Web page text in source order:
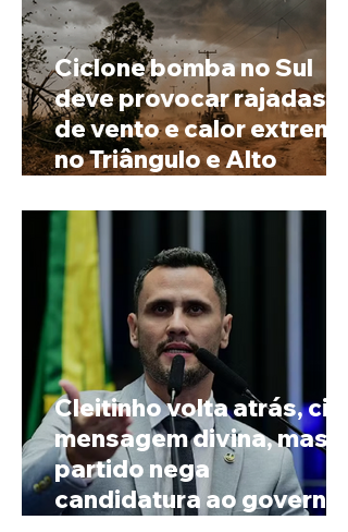
Ciclone bomba no Sul
deve provocar rajadas
de vento e calor extremo
no Triângulo e Alto
Cleitinho volta atrás, cita
mensagem divina, mas
partido nega
candidatura ao governo